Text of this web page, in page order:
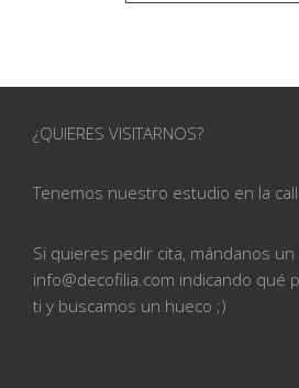
¿QUIERES VISITARNOS?
Tenemos nuestro estudio en la
Si quieres pedir cita, mándanos un
info@decofilia.com indicando qué
ti y buscamos un hueco ;)